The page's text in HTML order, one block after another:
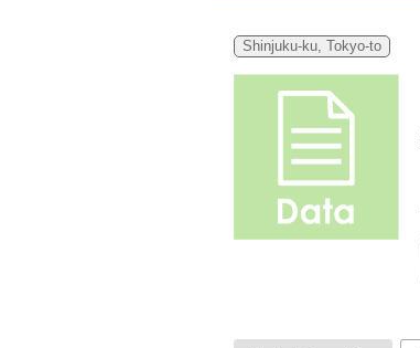
Shinjuku-ku, Tokyo-to